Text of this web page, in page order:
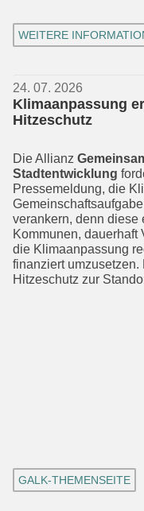
WEITERE
24. 07. 2026
Klimaanpassung
Hitzeschutz
Die Allianz
Stadtentwicklung
Pressemeldung, die
verankern, denn diese
Kommunen, dauerhaft
die Klimaanpassung
finanziert
Hitzeschutz zur
GALK-THEMENSEITE